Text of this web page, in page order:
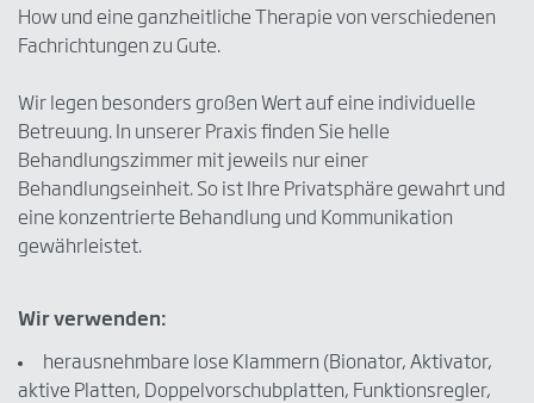
How und eine ganzheitliche Therapie von verschiedenen
Fachrichtungen zu Gute.
Wir legen besonders großen Wert auf eine individuelle
Betreuung. In unserer Praxis finden Sie helle
Behandlungszimmer mit jeweils nur einer
Behandlungseinheit. So ist Ihre Privatsphäre gewahrt und
eine konzentrierte Behandlung und Kommunikation
gewährleistet.
Wir verwenden:
herausnehmbare lose Klammern (Bionator, Aktivator,
aktive Platten, Doppelvorschubplatten, Funktionsregler,